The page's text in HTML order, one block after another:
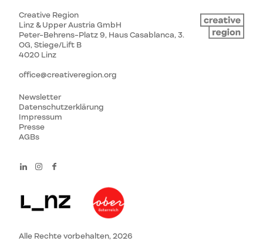
Creative Region
Linz & Upper Austria GmbH
Peter-Behrens-Platz 9, Haus Casablanca, 3.
OG, Stiege/Lift B
4020 Linz
office@creativeregion.org
Newsletter
Datenschutzerklärung
Impressum
Presse
AGBs
Alle Rechte vorbehalten, 2026